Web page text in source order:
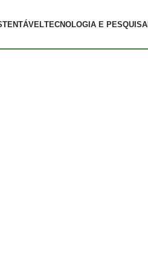
TECNOLOGIA E PESQUISA